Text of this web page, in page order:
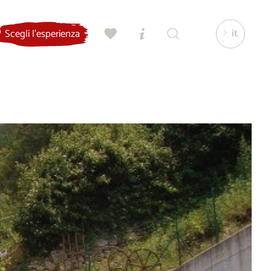
Scegli l'esperienza it